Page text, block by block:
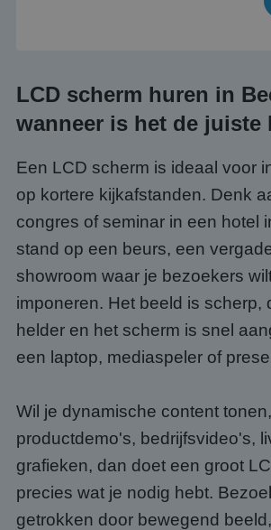
LCD scherm huren in
wanneer is het de juiste
Een LCD scherm is ideaal voor
op kortere kijkafstanden. Denk
congres of seminar in een hotel
stand op een beurs, een
showroom waar je bezoekers
imponeren. Het beeld is scherp,
helder en het scherm is snel
een laptop, mediaspeler of
Wil je dynamische content tonen,
productdemo's, bedrijfsvideo's,
grafieken, dan doet een groot
precies wat je nodig hebt.
getrokken door bewegend